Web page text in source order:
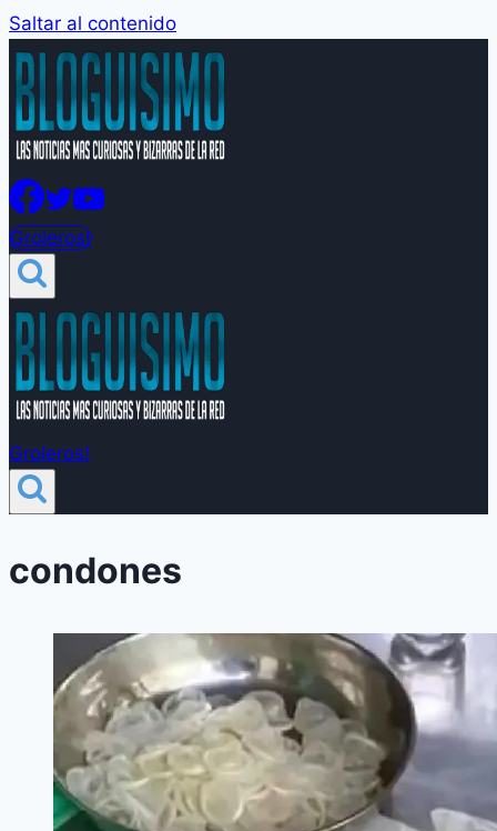
Saltar al contenido
Groleros!
Groleros!
condones